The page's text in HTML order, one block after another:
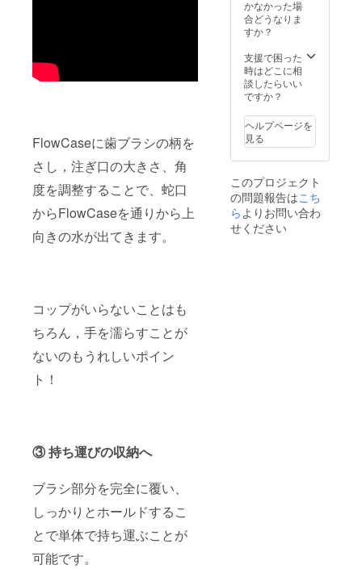
FlowCaseに歯ブラシの柄を
さし，注ぎ口の大きさ、角
度を調整することで、蛇口
からFlowCaseを通りから上
向きの水が出てきます。
コップがいらないことはも
ちろん，手を濡らすことが
ないのもうれしいポイン
ト！
③ 持ち運びの収納へ
ブラシ部分を完全に覆い、
しっかりとホールドするこ
とで単体で持ち運ぶことが
可能です。
かなかった場
合どうなりま
すか？
支援で困った
時はどこに相
談したらいい
ですか？
ヘルプページを
見る
このプロジェクト
の問題報告はこち
ら よりお問い合わ
せください